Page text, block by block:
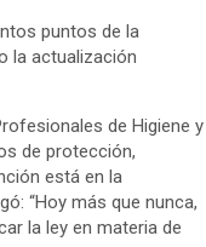
puntos de la
la actualización
de Higiene y
de protección,
está en la
“Hoy más que nunca,
la ley en materia de